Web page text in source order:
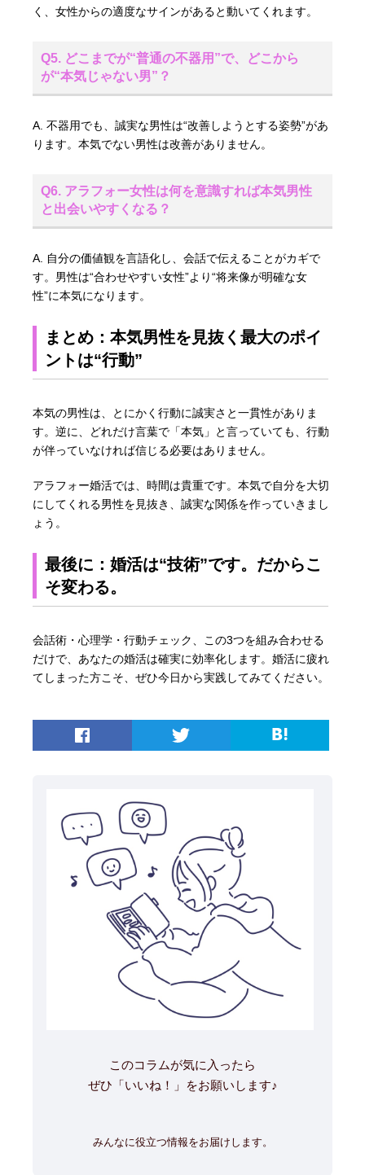
く、女性からの適度なサインがあると動いてくれます。
Q5. どこまでが“普通の不器用”で、どこから
が“本気じゃない男”？
A. 不器用でも、誠実な男性は“改善しようとする姿勢”があ
ります。本気でない男性は改善がありません。
Q6. アラフォー女性は何を意識すれば本気男性
と出会いやすくなる？
A. 自分の価値観を言語化し、会話で伝えることがカギで
す。男性は“合わせやすい女性”より“将来像が明確な女
性”に本気になります。
まとめ：本気男性を見抜く最大のポイ
ントは“行動”
本気の男性は、とにかく行動に誠実さと一貫性がありま
す。逆に、どれだけ言葉で「本気」と言っていても、行動
が伴っていなければ信じる必要はありません。
アラフォー婚活では、時間は貴重です。本気で自分を大切
にしてくれる男性を見抜き、誠実な関係を作っていきまし
ょう。
最後に：婚活は“技術”です。だからこ
そ変わる。
会話術・心理学・行動チェック、この3つを組み合わせる
だけで、あなたの婚活は確実に効率化します。婚活に疲れ
てしまった方こそ、ぜひ今日から実践してみてください。
このコラムが気に入ったら
ぜひ「いいね！」をお願いします♪
みんなに役立つ情報をお届けします。